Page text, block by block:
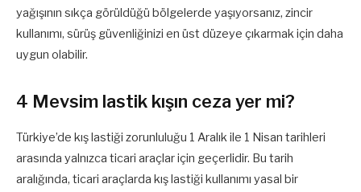
yağışının sıkça görüldüğü bölgelerde yaşıyorsanız, zincir
kullanımı, sürüş güvenliğinizi en üst düzeye çıkarmak için daha
uygun olabilir.
4 Mevsim lastik kışın ceza yer mi?
Türkiye’de kış lastiği zorunluluğu 1 Aralık ile 1 Nisan tarihleri
arasında yalnızca ticari araçlar için geçerlidir. Bu tarih
aralığında, ticari araçlarda kış lastiği kullanımı yasal bir